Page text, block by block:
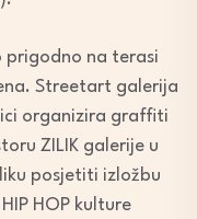
prigodno na terasi
Streetart galerija
organizira graffiti
ZILIK galerije u
posjetiti izložbu
HOP kulture